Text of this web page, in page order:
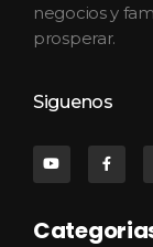
negocios y
prosperar.
Siguenos